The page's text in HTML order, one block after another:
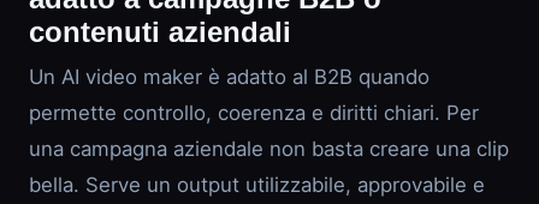
contenuti aziendali
Un AI video maker è adatto al B2B quando
permette controllo, coerenza e diritti chiari. Per
una campagna aziendale non basta creare una clip
bella. Serve un output utilizzabile, approvabile e